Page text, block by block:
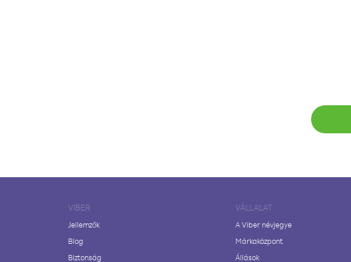
VIBER
Jellemzők
Blog
Biztonság
VÁLLALAT
A Viber névjegye
Márkaközpont
Állások